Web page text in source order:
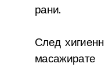
рани.
След